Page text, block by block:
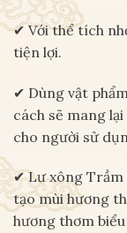
✔ Với thể tích
tiện lợi.
✔ Dùng vật
cách sẽ mang
cho người sử
✔ Lư xông Trầm
tạo mùi hương
hương thơm